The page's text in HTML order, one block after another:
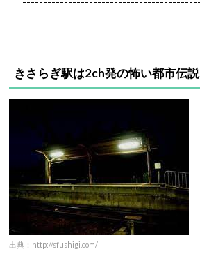
きさらぎ駅は2ch発の怖い都市伝説
出典：http://sfushigi.com/